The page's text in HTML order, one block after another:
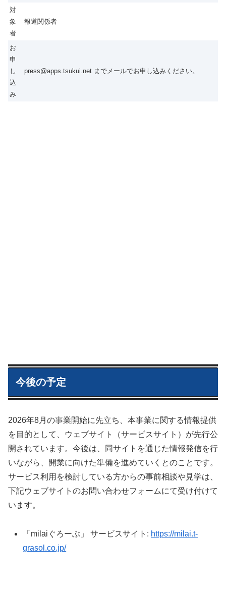
対
象
者
報道関係者
お
申
し
込
み
press@apps.tsukui.net までメールでお申し込みください。
今後の予定
2026年8月の事業開始に先立ち、本事業に関する情報提供
を目的として、ウェブサイト（サービスサイト）が先行公
開されています。今後は、同サイトを通じた情報発信を行
いながら、開業に向けた準備を進めていくとのことです。
サービス利用を検討している方からの事前相談や見学は、
下記ウェブサイトのお問い合わせフォームにて受け付けて
います。
「milaiぐろーぶ」 サービスサイト: https://milai.t-
grasol.co.jp/